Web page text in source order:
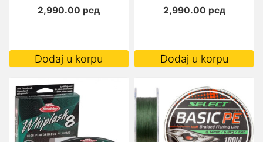
2,990.00 рсд
Dodaj u korpu
2,990.00 рсд
Dodaj u korpu